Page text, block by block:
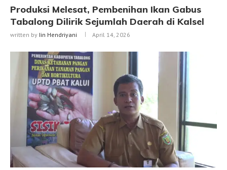
Produksi Melesat, Pembenihan Ikan Gabus
Tabalong Dilirik Sejumlah Daerah di Kalsel
written by Iin Hendriyani April 14, 2026